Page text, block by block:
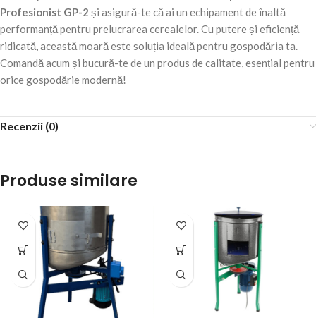
Profesionist GP-2 și asigură-te că ai un echipament de înaltă
performanță pentru prelucrarea cerealelor. Cu putere și eficiență
ridicată, această moară este soluția ideală pentru gospodăria ta.
Comandă acum și bucură-te de un produs de calitate, esențial pentru
orice gospodărie modernă!
Recenzii (0)
Produse similare